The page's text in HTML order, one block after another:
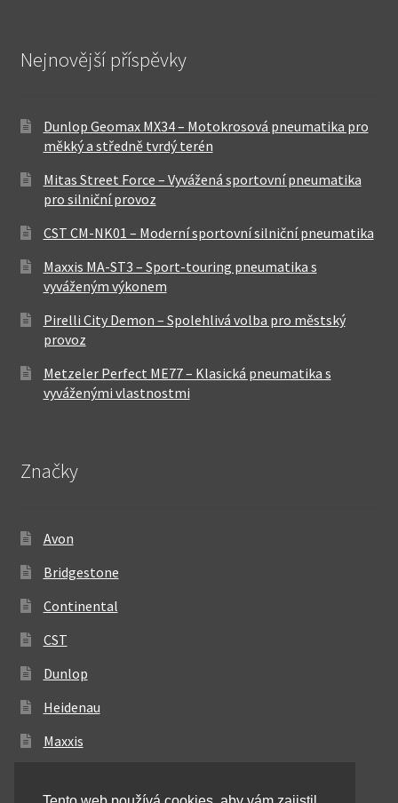
Nejnovější příspěvky
Dunlop Geomax MX34 – Motokrosová pneumatika pro
měkký a středně tvrdý terén
Mitas Street Force – Vyvážená sportovní pneumatika
pro silniční provoz
CST CM-NK01 – Moderní sportovní silniční pneumatika
Maxxis MA-ST3 – Sport-touring pneumatika s
vyváženým výkonem
Pirelli City Demon – Spolehlivá volba pro městský
provoz
Metzeler Perfect ME77 – Klasická pneumatika s
vyváženými vlastnostmi
Značky
Avon
Bridgestone
Continental
CST
Dunlop
Heidenau
Maxxis